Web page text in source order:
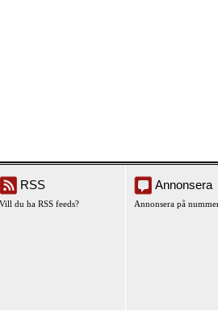
RSS
Vill du ha RSS feeds?
Annonsera
Annonsera på